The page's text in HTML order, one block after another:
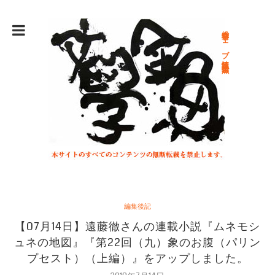
総合文学ウェブ情報誌 文学金魚
編集後記
【07月14日】遠藤徹さんの連載小説『ムネモシ
ュネの地図』『第22回（九）象のお腹（パリン
プセスト）（上編）』をアップしました。